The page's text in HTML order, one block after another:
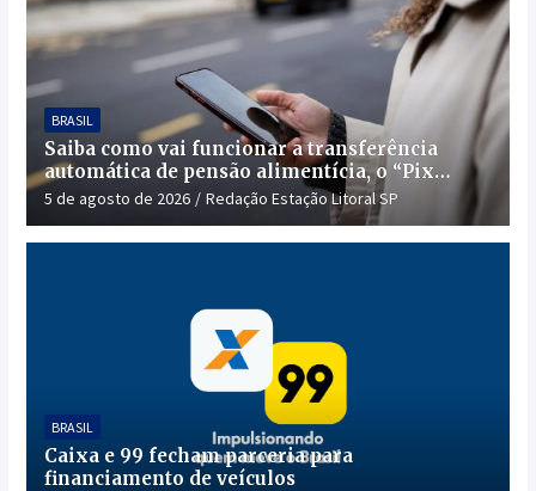
BRASIL
Saiba como vai funcionar a transferência
automática de pensão alimentícia, o “Pix
Pensão”
5 de agosto de 2026 Redação Estação Litoral SP
BRASIL
Caixa e 99 fecham parceria para
financiamento de veículos